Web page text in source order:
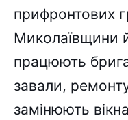
прифронтових
Миколаївщини
працюють
завали,
замінюють